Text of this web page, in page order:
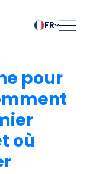
FR
Polski
Português
Românesc
Pусский
Slovenčina
pour
où